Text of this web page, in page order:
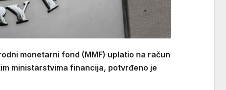
monetarni fond (MMF) uplatio na račun
ministarstvima financija, potvrđeno je